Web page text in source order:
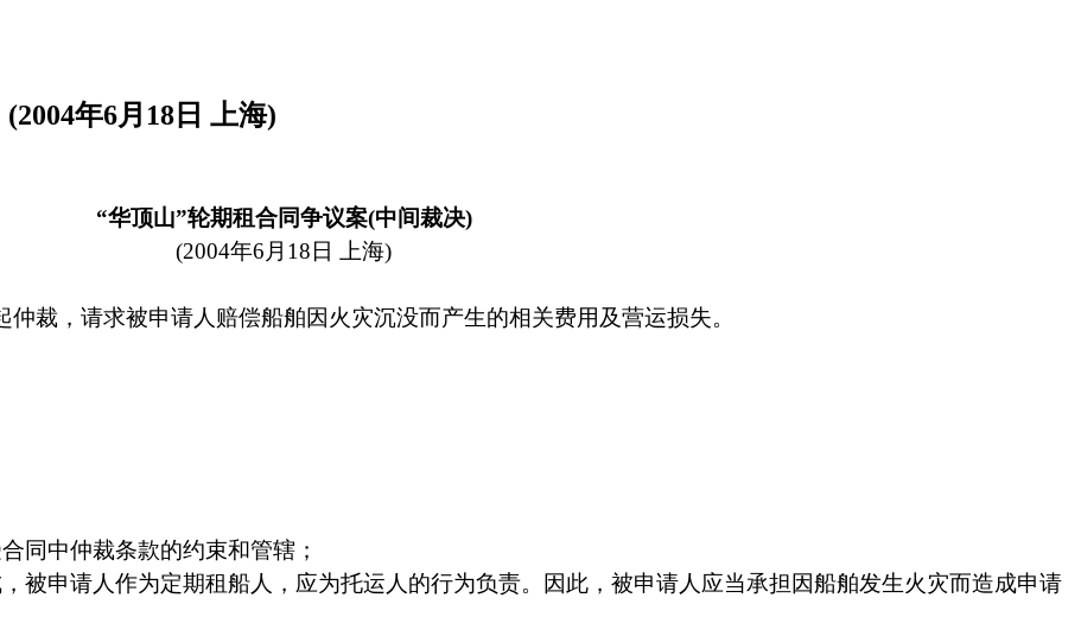
年6月18日 上海)
“华顶山”轮期租合同争议案(中间裁决)
(2004年6 月 18日 上海)
裁，请求被申请人赔偿船舶因火灾沉没而产生的相关费用及营运损失。
同中仲裁条款的约束和管辖；
被申请人作为定期租船人，应为托运人的行为负责。因此，被申请人应当承担因船舶发生火灾而造成申请